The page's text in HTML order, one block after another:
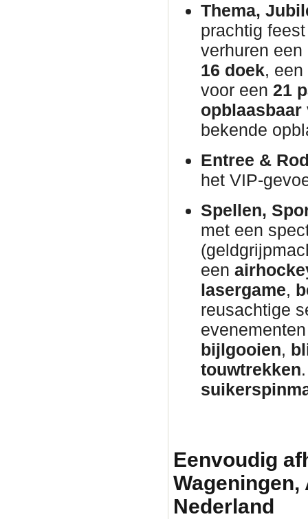
Thema,
prachtig
verhuren
16 doek, een
voor een 21
bekende
Entree &
het VIP-
Spellen,
met een
een
lasergame,
reusachtige
bijlgooien,
touwtrekken
Eenvoudig
Wageningen,
Nederland